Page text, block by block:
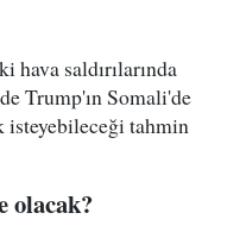
saldırılarında
Trump'ın Somali'de
tahmin
olacak?